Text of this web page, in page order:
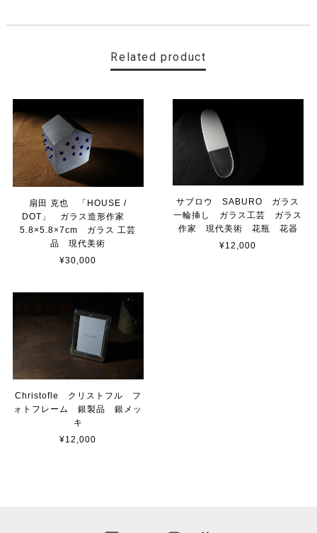
Related product
扇田 克也 「HOUSE /
DOT」 ガラス造形作家
5.8×5.8×7cm ガラス 工芸
品 現代美術
¥30,000
サブロウ SABURO ガラス
一輪挿し ガラス工芸 ガラス
作家 現代美術 花瓶 花器
¥12,000
Christofle クリストフル フ
ォトフレーム 銀製品 銀メッ
キ
¥12,000